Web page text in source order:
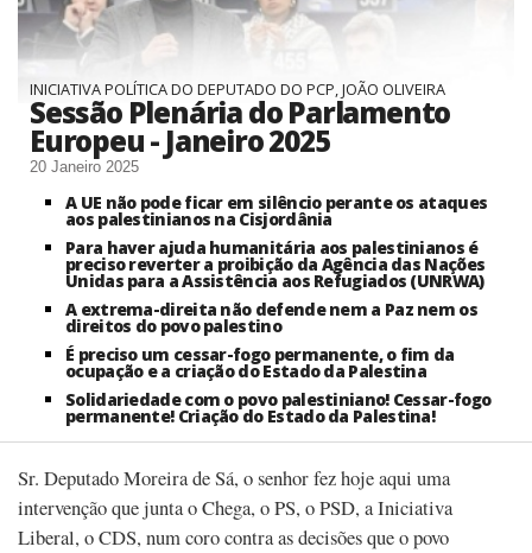
INICIATIVA POLÍTICA DO DEPUTADO DO PCP, JOÃO OLIVEIRA
Sessão Plenária do Parlamento
Europeu - Janeiro 2025
20 Janeiro 2025
A UE não pode ficar em silêncio perante os ataques
aos palestinianos na Cisjordânia
Para haver ajuda humanitária aos palestinianos é
preciso reverter a proibição da Agência das Nações
Unidas para a Assistência aos Refugiados (UNRWA)
A extrema-direita não defende nem a Paz nem os
direitos do povo palestino
É preciso um cessar-fogo permanente, o fim da
ocupação e a criação do Estado da Palestina
Solidariedade com o povo palestiniano! Cessar-fogo
permanente! Criação do Estado da Palestina!
Sr. Deputado Moreira de Sá, o senhor fez hoje aqui uma
intervenção que junta o Chega, o PS, o PSD, a Iniciativa
Liberal, o CDS, num coro contra as decisões que o povo